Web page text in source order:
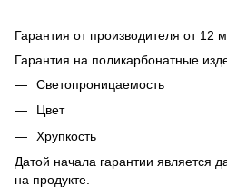
Гарантия от производителя от 12
Гарантия на поликарбонатные
Светопроницаемость
Цвет
Хрупкость
Датой начала гарантии является
на продукте.